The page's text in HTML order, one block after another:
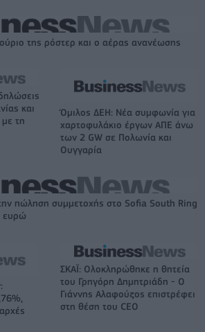
της ρόστερ και ο αέρας ανανέωσης
και
με τη
Όμιλος ΔΕΗ: Νέα συμφωνία για
χαρτοφυλάκιο έργων ΑΠΕ άνω
των 2 GW σε Πολωνία και
Ουγγαρία
πώληση συμμετοχής στο Sofia South Ring
ευρώ
ΣΚΑΪ: Ολοκληρώθηκε η θητεία
του Γρηγόρη Δημητριάδη - Ο
Γιάννης Αλαφούζος επιστρέφει
στη θέση του CEO